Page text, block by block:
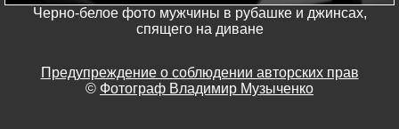
Черно-белое фото мужчины в рубашке и джинсах,
спящего на диване
Предупреждение о соблюдении авторских прав
© Фотограф Владимир Музыченко